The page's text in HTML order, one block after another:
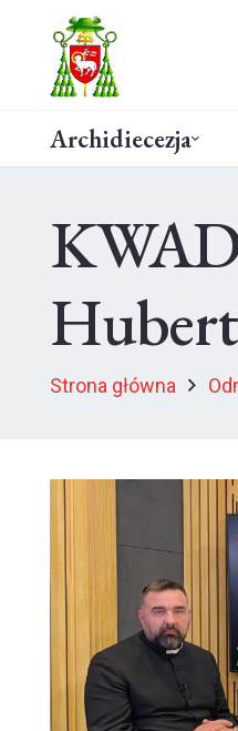
Archidiecezja
Strona główna